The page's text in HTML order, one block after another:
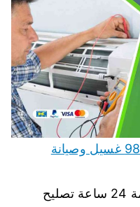
تصليح مكيفات الصبية 98025055 غسيل وصيانة
تصليح مكيفات الصبية نقدم خدمة 24 ساعة تصليح